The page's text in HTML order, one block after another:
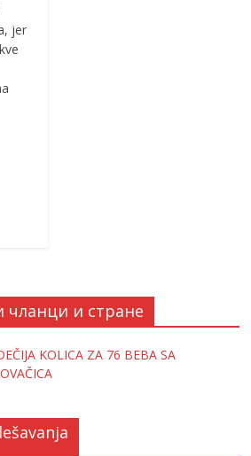
jer
чланци и стране
KOLICA ZA 76 BEBA SA